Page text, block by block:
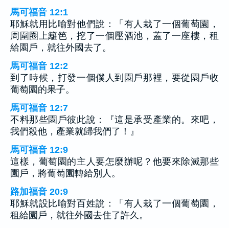
馬可福音 12:1
耶穌就用比喻對他們說：「有人栽了一個葡萄園，
周圍圈上籬笆，挖了一個壓酒池，蓋了一座樓，租
給園戶，就往外國去了。
馬可福音 12:2
到了時候，打發一個僕人到園戶那裡，要從園戶收
葡萄園的果子。
馬可福音 12:7
不料那些園戶彼此說：『這是承受產業的。來吧，
我們殺他，產業就歸我們了！』
馬可福音 12:9
這樣，葡萄園的主人要怎麼辦呢？他要來除滅那些
園戶，將葡萄園轉給別人。
路加福音 20:9
耶穌就設比喻對百姓說：「有人栽了一個葡萄園，
租給園戶，就往外國去住了許久。